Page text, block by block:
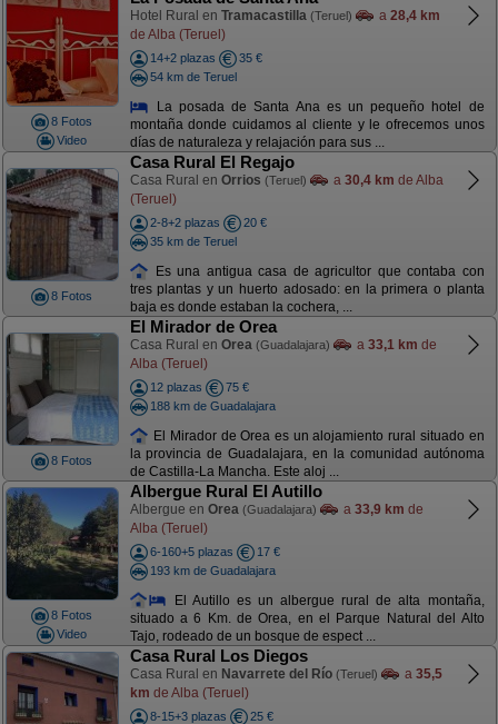
8 Fotos
Video
Hotel Rural en Tramacastilla (Teruel) a 28,4 km
de Alba (Teruel)
14+2 plazas
35 €
54 km de Teruel
La posada de Santa Ana es un pequeño hotel de
montaña donde cuidamos al cliente y le ofrecemos unos
días de naturaleza y relajación para sus ...
8 Fotos
Casa Rural El Regajo
Casa Rural en Orrios (Teruel) a 30,4 km de Alba
(Teruel)
2-8+2 plazas
20 €
35 km de Teruel
Es una antigua casa de agricultor que contaba con
tres plantas y un huerto adosado: en la primera o planta
baja es donde estaban la cochera, ...
8 Fotos
El Mirador de Orea
Casa Rural en Orea (Guadalajara) a 33,1 km de
Alba (Teruel)
12 plazas
75 €
188 km de Guadalajara
El Mirador de Orea es un alojamiento rural situado en
la provincia de Guadalajara, en la comunidad autónoma
de Castilla-La Mancha. Este aloj ...
8 Fotos
Video
Albergue Rural El Autillo
Albergue en Orea (Guadalajara) a 33,9 km de
Alba (Teruel)
6-160+5 plazas
17 €
193 km de Guadalajara
El Autillo es un albergue rural de alta montaña,
situado a 6 Km. de Orea, en el Parque Natural del Alto
Tajo, rodeado de un bosque de espect ...
Casa Rural Los Diegos
Casa Rural en Navarrete del Río (Teruel) a 35,5
km de Alba (Teruel)
8-15+3 plazas
25 €